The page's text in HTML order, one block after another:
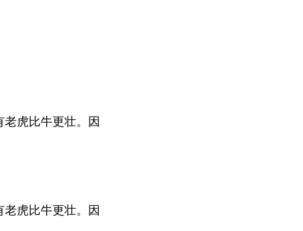
虎比牛更壮。因
虎比牛更壮。因